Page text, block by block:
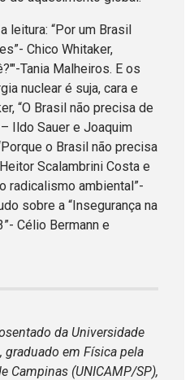
leitura: “Por um Brasil
Chico Whitaker,
Tania Malheiros. E os
nuclear é suja, cara e
“O Brasil não precisa de
Ildo Sauer e Joaquim
o Brasil não precisa
Scalambrini Costa e
radicalismo ambiental”-
sobre a “Insegurança na
Célio Bermann e
da Universidade
graduado em Física pela
Campinas (UNICAMP/SP),